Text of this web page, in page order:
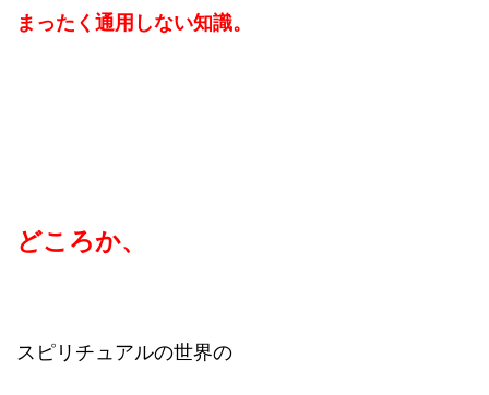
まったく通用しない知識。
どころか、
スピリチュアルの世界の